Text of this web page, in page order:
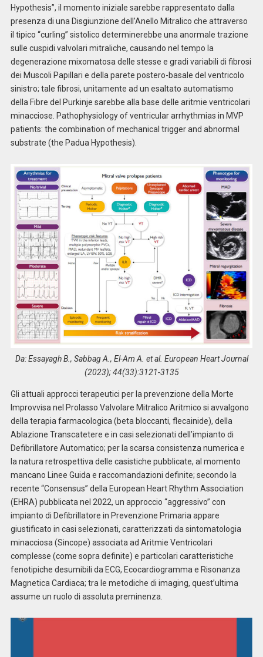
Hypothesis”, il momento iniziale sarebbe rappresentato dalla
presenza di una Disgiunzione dell’Anello Mitralico che attraverso
il tipico “curling” sistolico determinerebbe una anormale trazione
sulle cuspidi valvolari mitraliche, causando nel tempo la
degenerazione mixomatosa delle stesse e gradi variabili di fibrosi
dei Muscoli Papillari e della parete postero-basale del ventricolo
sinistro; tale fibrosi, unitamente ad un esaltato automatismo
della Fibre del Purkinje sarebbe alla base delle aritmie ventricolari
minacciose. Pathophysiology of ventricular arrhythmias in MVP
patients: the combination of mechanical trigger and abnormal
substrate (the Padua Hypothesis).
Da: Essayagh B., Sabbag A., El-Am A. et al. European Heart Journal
(2023); 44(33):3121-3135
Gli attuali approcci terapeutici per la prevenzione della Morte
Improvvisa nel Prolasso Valvolare Mitralico Aritmico si avvalgono
della terapia farmacologica (beta bloccanti, flecainide), della
Ablazione Transcatetere e in casi selezionati dell’impianto di
Defibrillatore Automatico; per la scarsa consistenza numerica e
la natura retrospettiva delle casistiche pubblicate, al momento
mancano Linee Guida e raccomandazioni definite; secondo la
recente “Consensus” della European Heart Rhythm Association
(EHRA) pubblicata nel 2022, un approccio “aggressivo” con
impianto di Defibrillatore in Prevenzione Primaria appare
giustificato in casi selezionati, caratterizzati da sintomatologia
minacciosa (Sincope) associata ad Aritmie Ventricolari
complesse (come sopra definite) e particolari caratteristiche
fenotipiche desumibili da ECG, Ecocardiogramma e Risonanza
Magnetica Cardiaca; tra le metodiche di imaging, quest’ultima
assume un ruolo di assoluta preminenza.